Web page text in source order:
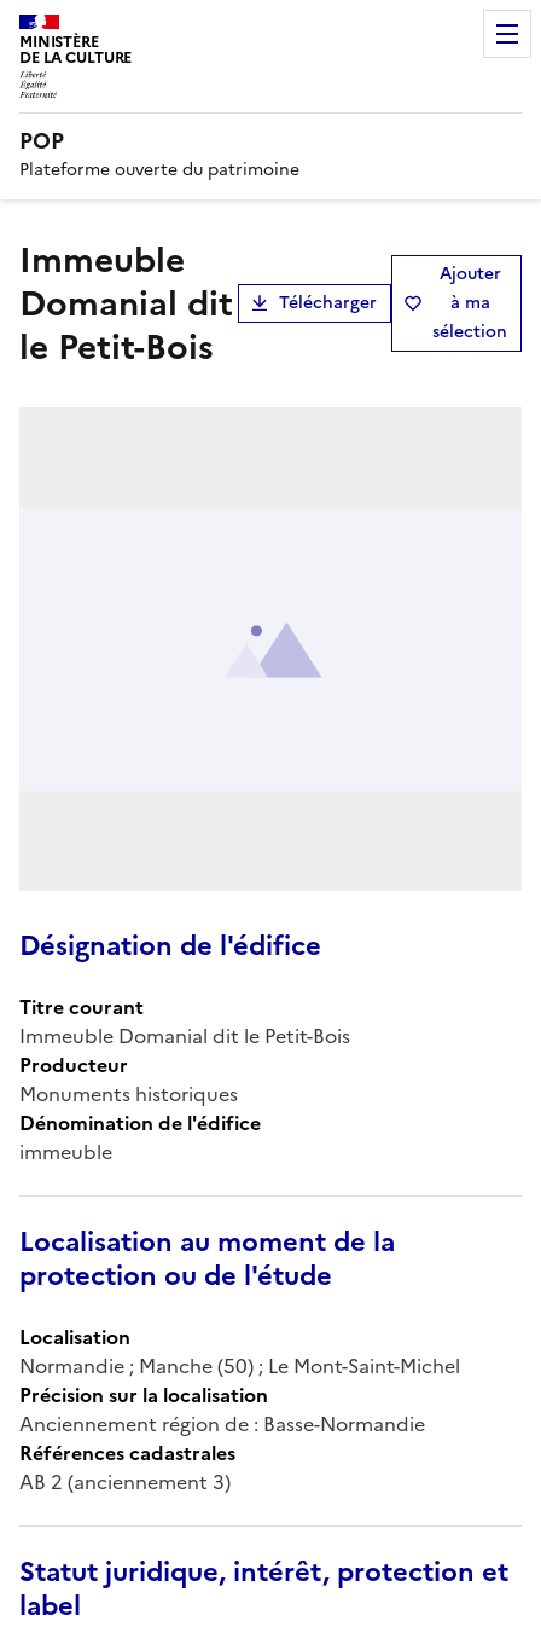
MINISTÈRE
DE LA CULTURE
POP
Plateforme ouverte du patrimoine
Immeuble
Domanial dit
le Petit-Bois
Télécharger
Ajouter
à ma
sélection
Désignation de l'édifice
Titre courant
Immeuble Domanial dit le Petit-Bois
Producteur
Monuments historiques
Dénomination de l'édifice
immeuble
Localisation au moment de la
protection ou de l'étude
Localisation
Normandie ; Manche (50) ; Le Mont-Saint-Michel
Précision sur la localisation
Anciennement région de : Basse-Normandie
Références cadastrales
AB 2 (anciennement 3)
Statut juridique, intérêt, protection et
label